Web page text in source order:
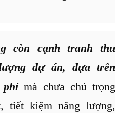
còn cạnh tranh thu
dự án, dựa trên
mà chưa chú trọng
tiết kiệm năng lượng,